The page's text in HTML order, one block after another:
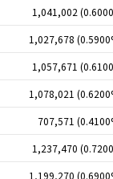
1,041,002
1,027,678
1,057,671
1,078,021
707,571
1,237,470
1,199,270